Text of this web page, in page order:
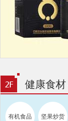
健康食材
有机食品 坚果炒货